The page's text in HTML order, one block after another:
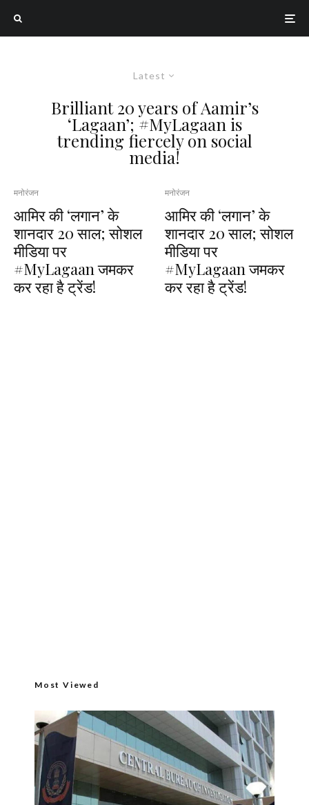
Latest
Brilliant 20 years of Aamir’s
‘Lagaan’; #MyLagaan is
trending fiercely on social
media!
मनोरंजन
आमिर की ‘लगान’ के
शानदार 20 साल; सोशल
मीडिया पर
#MyLagaan जमकर
कर रहा है ट्रेंड!
मनोरंजन
आमिर की ‘लगान’ के
शानदार 20 साल; सोशल
मीडिया पर
#MyLagaan जमकर
कर रहा है ट्रेंड!
Most Viewed